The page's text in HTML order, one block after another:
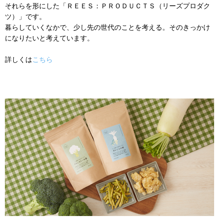
それらを形にした「ＲＥＥＳ：ＰＲＯＤＵＣＴＳ（リーズプロダク
ツ）」です。
暮らしていくなかで、少し先の世代のことを考える。そのきっかけ
になりたいと考えています。
詳しくはこちら